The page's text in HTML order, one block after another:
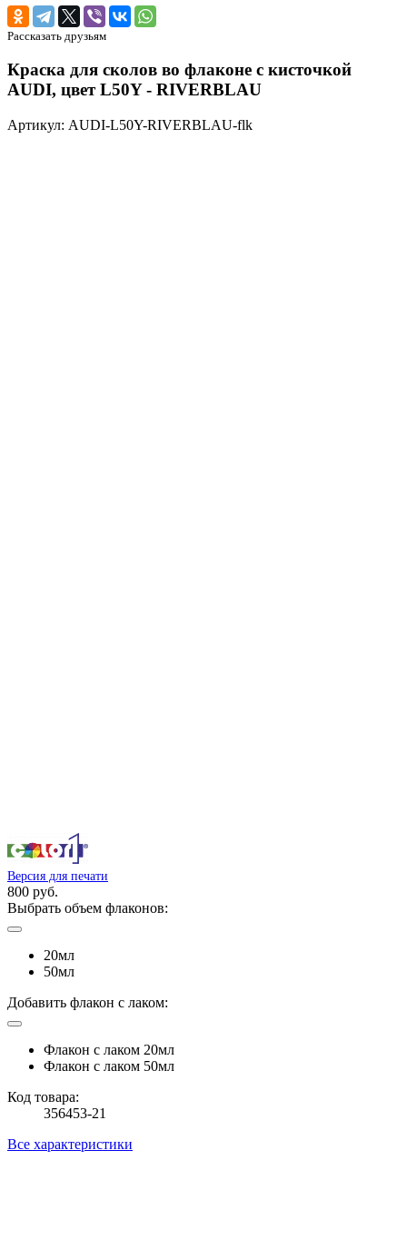
Рассказать друзьям
Краска для сколов во флаконе с кисточкой
AUDI, цвет L50Y - RIVERBLAU
Артикул: AUDI-L50Y-RIVERBLAU-flk
Версия для печати
800 руб.
Выбрать объем флаконов:
20мл
50мл
Добавить флакон с лаком:
Флакон с лаком 20мл
Флакон с лаком 50мл
Код товара:
356453-21
Все характеристики